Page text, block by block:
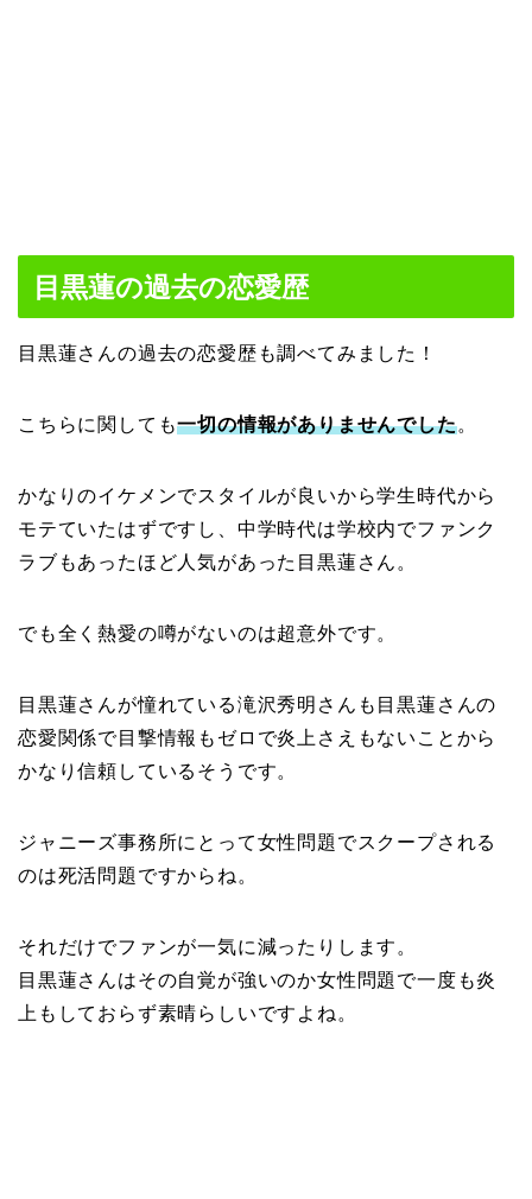
目黒蓮の過去の恋愛歴
目黒蓮さんの過去の恋愛歴も調べてみました！
こちらに関しても一切の情報がありませんでした。
かなりのイケメンでスタイルが良いから学生時代から
モテていたはずですし、中学時代は学校内でファンク
ラブもあったほど人気があった目黒蓮さん。
でも全く熱愛の噂がないのは超意外です。
目黒蓮さんが憧れている滝沢秀明さんも目黒蓮さんの
恋愛関係で目撃情報もゼロで炎上さえもないことから
かなり信頼しているそうです。
ジャニーズ事務所にとって女性問題でスクープされる
のは死活問題ですからね。
それだけでファンが一気に減ったりします。
目黒蓮さんはその自覚が強いのか女性問題で一度も炎
上もしておらず素晴らしいですよね。